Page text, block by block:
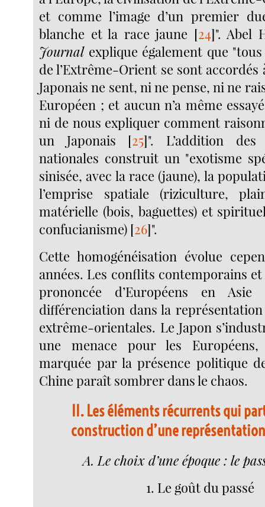
et comme l’image d’un premier
blanche et la race jaune [24]". Abel
Journalexplique également que
de l’Extrême-Orient se sont accordés
Japonais ne sent, ni ne pense, ni ne
Européen ; et aucun n’a même
ni de nous expliquer comment
un Japonais [25]". L’addition des
nationales construit un "exotisme
sinisée, avec la race (jaune), la
l’emprise spatiale (riziculture,
matérielle (bois, baguettes) et
confucianisme) [26]".
Cette homogénéisation évolue
années. Les conflits contemporains
prononcée d’Européens en
différenciation dans la
extrême-orientales. Le Japon
une menace pour les Européens,
marquée par la présence politique
Chine paraît sombrer dans le chaos.
II. Les éléments récurrents qui
construction d’une
A. Le choix d’une époque : le
1. Le goût du passé